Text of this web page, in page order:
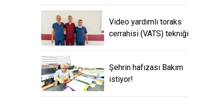
Video yardımlı toraks
cerrahisi (VATS) tekniği
Şehrin hafızası Bakım
istiyor!